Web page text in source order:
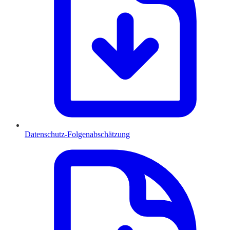
Datenschutz-Folgenabschätzung